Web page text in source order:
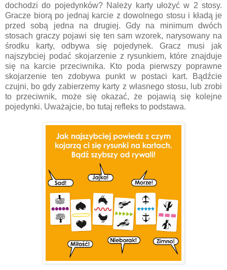
dochodzi do pojedynków? Należy karty ułożyć w 2 stosy.
Gracze biorą po jednaj karcie z dowolnego stosu i kładą je
przed sobą jedna na drugiej. Gdy na minimum dwóch
stosach graczy pojawi się ten sam wzorek, narysowany na
środku karty, odbywa się pojedynek. Gracz musi jak
najszybciej podać skojarzenie z rysunkiem, które znajduje
się na karcie przeciwnika. Kto poda pierwszy poprawne
skojarzenie ten zdobywa punkt w postaci kart. Bądźcie
czujni, bo gdy zabierzemy karty z własnego stosu, lub zrobi
to przeciwnik, może się okazać, że pojawią się kolejne
pojedynki. Uważajcie, bo tutaj refleks to podstawa.